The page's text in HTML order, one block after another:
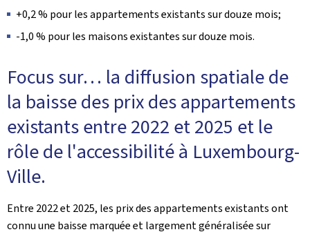
+0,2 % pour les appartements existants sur douze mois;
-1,0 % pour les maisons existantes sur douze mois.
Focus sur… la diffusion spatiale de
la baisse des prix des appartements
existants entre 2022 et 2025 et le
rôle de l'accessibilité à Luxembourg-
Ville.
Entre 2022 et 2025, les prix des appartements existants ont
connu une baisse marquée et largement généralisée sur